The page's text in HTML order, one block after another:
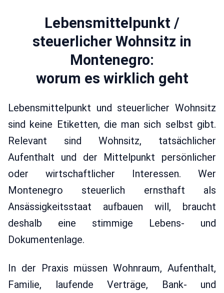
Lebensmittelpunkt /
steuerlicher Wohnsitz in
Montenegro:
worum es wirklich geht
Lebensmittelpunkt und steuerlicher Wohnsitz
sind keine Etiketten, die man sich selbst gibt.
Relevant sind Wohnsitz, tatsächlicher
Aufenthalt und der Mittelpunkt persönlicher
oder wirtschaftlicher Interessen. Wer
Montenegro steuerlich ernsthaft als
Ansässigkeitsstaat aufbauen will, braucht
deshalb eine stimmige Lebens- und
Dokumentenlage.
In der Praxis müssen Wohnraum, Aufenthalt,
Familie, laufende Verträge, Bank- und